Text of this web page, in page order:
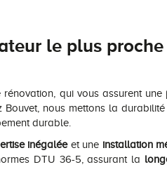
le plus
qui vous assurent une
nous mettons la
durable.
inégaléeet une installation
DTU 36-5, assurant la